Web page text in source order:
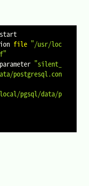
file "/usr/loc
"silent_
postgresql.con
pgsql/data/p